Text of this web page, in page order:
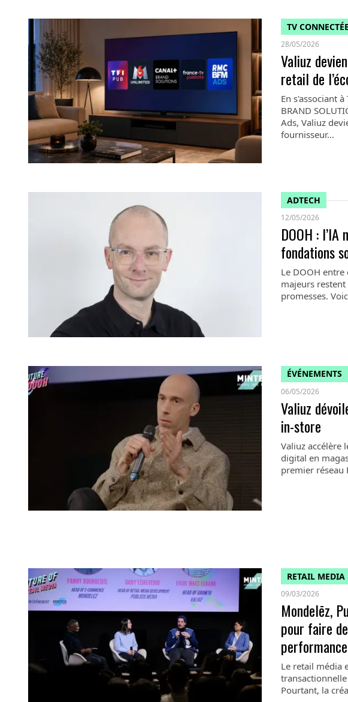
TV CONNECTÉE
28/05/2026
Valiuz
retail de
En s'associant
BRAND
Ads, Valiuz
fournisseur…
ADTECH
12/05/2026
DOOH :
fondations
Le DOOH entre
majeurs
promesses.
ÉVÉNEMENTS
06/05/2026
Valiuz
in-store
Valiuz accélère
digital en
premier réseau
RETAIL MEDIA
09/03/2026
Mondelēz,
pour faire
Le retail média
Pourtant, la